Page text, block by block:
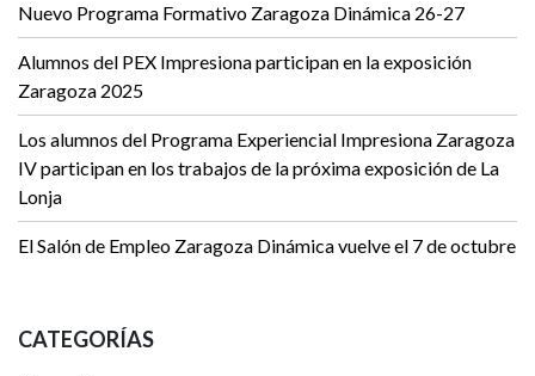
Nuevo Programa Formativo Zaragoza Dinámica 26-27
Alumnos del PEX Impresiona participan en la exposición
Zaragoza 2025
Los alumnos del Programa Experiencial Impresiona Zaragoza
IV participan en los trabajos de la próxima exposición de La
Lonja
El Salón de Empleo Zaragoza Dinámica vuelve el 7 de octubre
CATEGORÍAS